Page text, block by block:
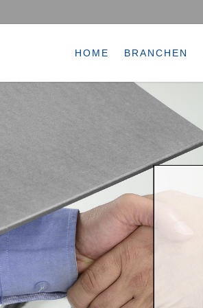
HOME BRANCHEN